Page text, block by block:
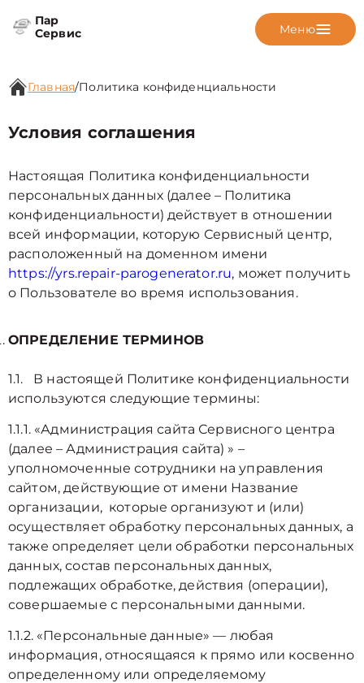
Пар
Сервис
Меню
Главная/Политика конфиденциальности
Условия соглашения
Настоящая Политика конфиденциальности
персональных данных (далее – Политика
конфиденциальности) действует в отношении
всей информации, которую Сервисный центр,
расположенный на доменном имени
https://yrs.repair-parogenerator.ru, может получить
о Пользователе во время использования.
ОПРЕДЕЛЕНИЕ ТЕРМИНОВ
1.1. В настоящей Политике конфиденциальности
используются следующие термины:
1.1.1. «Администрация сайта Сервисного центра
(далее – Администрация сайта) » –
уполномоченные сотрудники на управления
сайтом, действующие от имени Название
организации, которые организуют и (или)
осуществляет обработку персональных данных, а
также определяет цели обработки персональных
данных, состав персональных данных,
подлежащих обработке, действия (операции),
совершаемые с персональными данными.
1.1.2. «Персональные данные» — любая
информация, относящаяся к прямо или косвенно
определенному или определяемому